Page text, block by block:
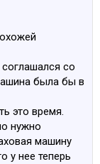
со
была бы в
это время.
нужно
машину
у нее теперь